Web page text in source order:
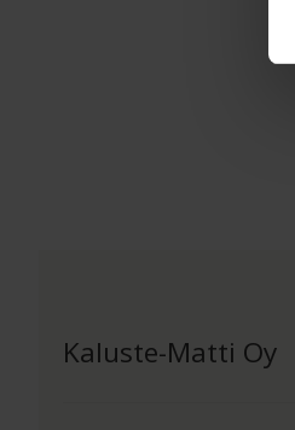
Kaluste-Matti Oy